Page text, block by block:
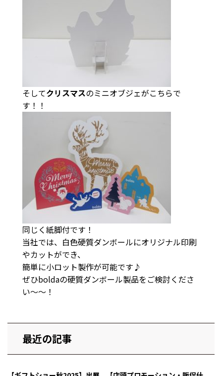
そしてクリスマスのミニオブジェがこちらで
す！！
同じく紙脚付です！
当社では、白色硬質ダンボールにオリジナル印刷
やカットができ、
簡単に小ロット製作が可能です♪
ぜひboldaの硬質ダンボール製品をご検討くださ
い〜〜！
最近の記事